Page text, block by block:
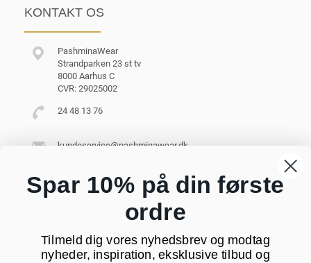
KONTAKT OS
PashminaWear
Strandparken 23 st tv
8000 Aarhus C
CVR: 29025002
24 48 13 76
kundeservice@pashminawear.dk
Spar 10% på din første
ordre
Tilmeld dig vores nyhedsbrev og modtag
nyheder, inspiration, eksklusive tilbud og